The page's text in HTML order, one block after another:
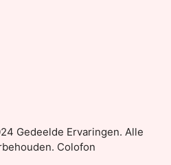
Gedeelde Ervaringen. Alle
Colofon